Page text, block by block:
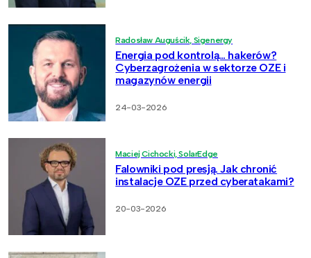
Radosław Auguścik, Sigenergy
Energia pod kontrolą… hakerów?
Cyberzagrożenia w sektorze OZE i
magazynów energii
24-03-2026
Maciej Cichocki, SolarEdge
Falowniki pod presją. Jak chronić
instalacje OZE przed cyberatakami?
20-03-2026